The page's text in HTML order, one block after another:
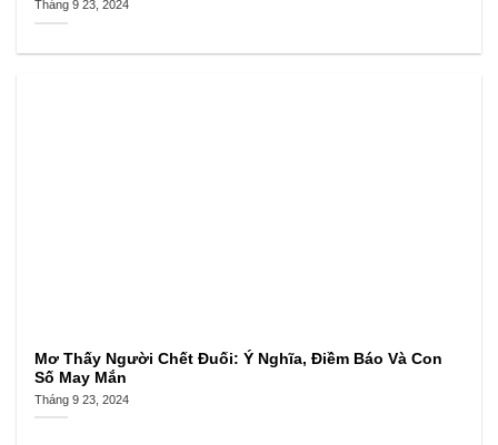
Tháng 9 23, 2024
Mơ Thấy Người Chết Đuối: Ý Nghĩa, Điềm Báo Và Con
Số May Mắn
Tháng 9 23, 2024